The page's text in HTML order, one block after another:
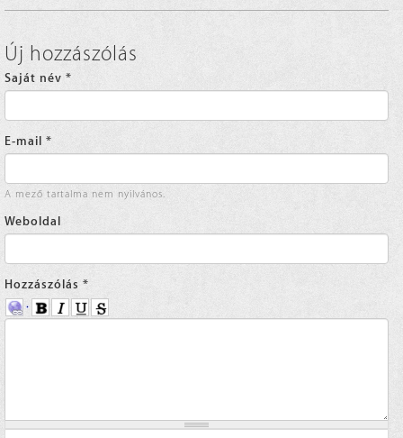
Új hozzászólás
Saját név *
E-mail *
A mező tartalma nem nyilvános.
Weboldal
Hozzászólás *